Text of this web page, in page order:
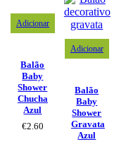
Adicionar
Balão
Baby
Shower
Chucha
Azul
€2.60
Adicionar
Balão
Baby
Shower
Gravata
Azul